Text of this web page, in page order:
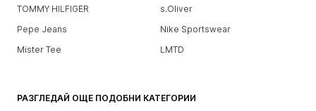
TOMMY HILFIGER
s.Oliver
Pepe Jeans
Nike Sportswear
Mister Tee
LMTD
РАЗГЛЕДАЙ ОЩЕ ПОДОБНИ КАТЕГОРИИ